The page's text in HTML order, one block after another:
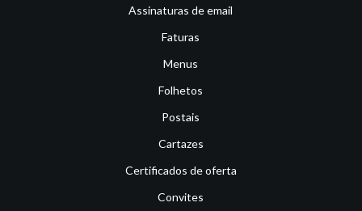
Assinaturas de email
Faturas
Menus
Folhetos
Postais
Cartazes
Certificados de oferta
Convites